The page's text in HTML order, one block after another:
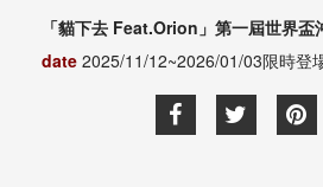
「貓下去 Feat.Orion」第一屆世界盃
date 2025/11/12~2026/01/03限時登